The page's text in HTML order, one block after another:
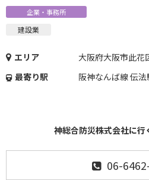
企業・事務所
建設業
エリア
大阪府大阪市此花
最寄り駅
阪神なんば線 伝
神総合防災株式会社に行
06-